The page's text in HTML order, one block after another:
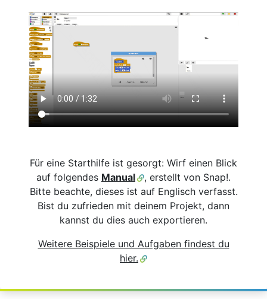
Für eine Starthilfe ist gesorgt: Wirf einen Blick
auf folgendes Manual
, erstellt von Snap!.
Bitte beachte, dieses ist auf Englisch verfasst.
Bist du zufrieden mit deinem Projekt, dann
kannst du dies auch exportieren.
Weitere Beispiele und Aufgaben findest du
hier.